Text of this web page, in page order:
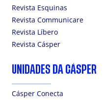
Revista Esquinas
Revista Communicare
Revista Líbero
Revista Cásper
UNIDADES DA CÁSPER
Cásper Conecta